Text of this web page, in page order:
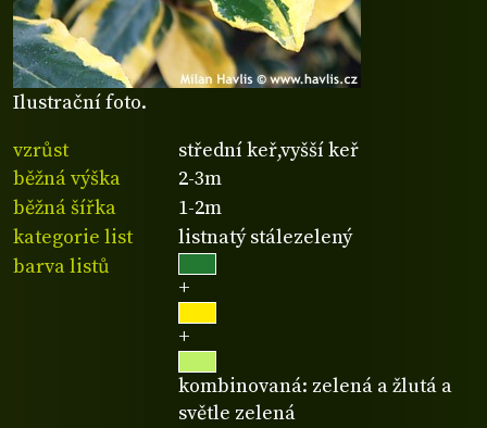
Ilustrační foto.
vzrůst
střední keř,vyšší keř
běžná výška
2-3m
běžná šířka
1-2m
kategorie list
listnatý stálezelený
barva listů
+
+
kombinovaná: zelená a žlutá a
světle zelená